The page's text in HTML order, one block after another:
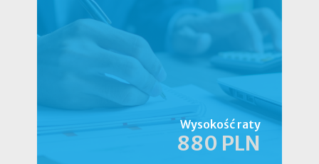
Wysokość raty
880 PLN